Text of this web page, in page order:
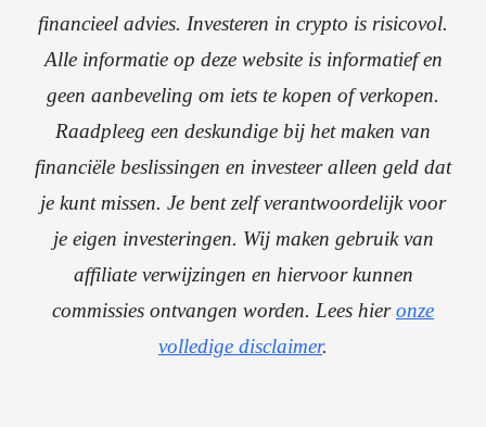
financieel advies. Investeren in crypto is risicovol.
Alle informatie op deze website is informatief en
geen aanbeveling om iets te kopen of verkopen.
Raadpleeg een deskundige bij het maken van
financiële beslissingen en investeer alleen geld dat
je kunt missen. Je bent zelf verantwoordelijk voor
je eigen investeringen. Wij maken gebruik van
affiliate verwijzingen en hiervoor kunnen
commissies ontvangen worden. Lees hieronze
volledige disclaimer.